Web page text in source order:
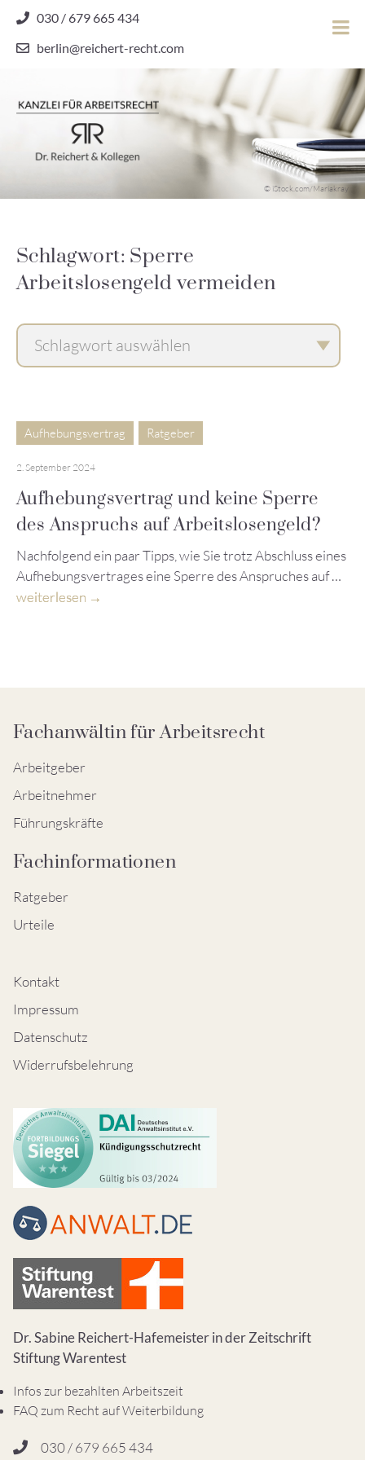
content
030 / 679 665 434
berlin@reichert-recht.com
Dr.
Reichert
© iStock.com/Mariakray
Schlagwort: Sperre
Arbeitslosengeld vermeiden
Aufhebungsvertrag Ratgeber
2. September 2024
Aufhebungsvertrag und keine Sperre
des Anspruchs auf Arbeitslosengeld?
Nachfolgend ein paar Tipps, wie Sie trotz Abschluss eines
Aufhebungsvertrages eine Sperre des Anspruches auf …
weiterlesen
Fachanwältin für Arbeitsrecht
Arbeitgeber
Arbeitnehmer
Führungskräfte
Fachinformationen
Ratgeber
Urteile
Kontakt
Impressum
Datenschutz
Widerrufsbelehrung
Dr. Sabine Reichert-Hafemeister in der Zeitschrift
Stiftung Warentest
Infos zur bezahlten Arbeitszeit
FAQ zum Recht auf Weiterbildung
030 / 679 665 434